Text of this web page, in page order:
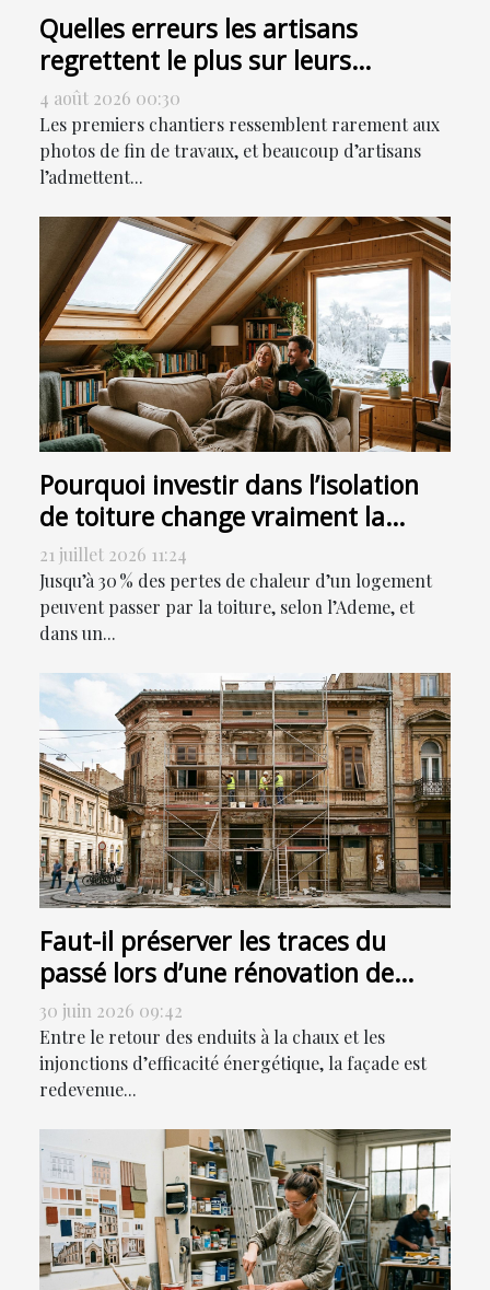
Quelles erreurs les artisans
regrettent le plus sur leurs
premiers chantiers ?
4 août 2026 00:30
Les premiers chantiers ressemblent rarement aux
photos de fin de travaux, et beaucoup d’artisans
l’admettent...
Pourquoi investir dans l’isolation
de toiture change vraiment la
donne
21 juillet 2026 11:24
Jusqu’à 30 % des pertes de chaleur d’un logement
peuvent passer par la toiture, selon l’Ademe, et
dans un...
Faut-il préserver les traces du
passé lors d’une rénovation de
façade ?
30 juin 2026 09:42
Entre le retour des enduits à la chaux et les
injonctions d’efficacité énergétique, la façade est
redevenue...